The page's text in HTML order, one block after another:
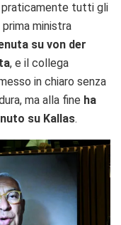
praticamente tutti gli
ministra
su von der
, e il collega
in chiaro senza
ma alla fine ha
su Kallas.